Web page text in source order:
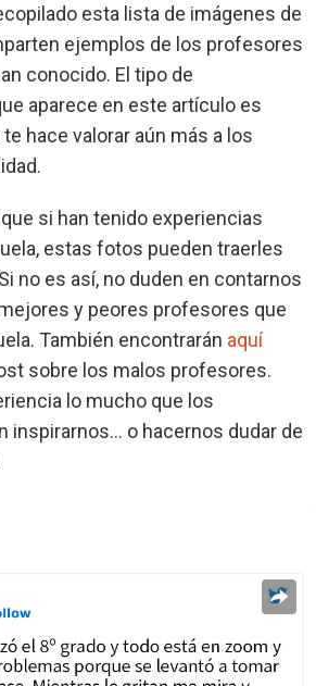
esta lista de imágenes de
ejemplos de los profesores
conocido. El tipo de
aparece en este artículo es
hace valorar aún más a los
si han tenido experiencias
estas fotos pueden traerles
no es así, no duden en contarnos
y peores profesores que
También encontrarán aquí
sobre los malos profesores.
lo mucho que los
inspirarnos... o hacernos dudar de